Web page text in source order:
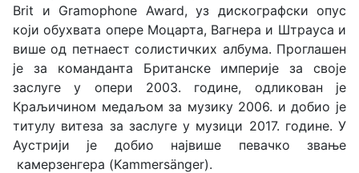
Brit и Gramophone Award, уз дискографски опус
који обухвата опере Моцарта, Вагнера и Штрауса и
више од петнаест солистичких албума. Проглашен
је за команданта Британске империје за своје
заслуге у опери 2003. године, одликован је
Краљичином медаљом за музику 2006. и добио је
титулу витеза за заслуге у музици 2017. године. У
Аустрији је добио највише певачко звање
камерзенгера (Kammersänger).